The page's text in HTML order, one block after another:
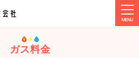
2025年10月ガス料金
ガス料金